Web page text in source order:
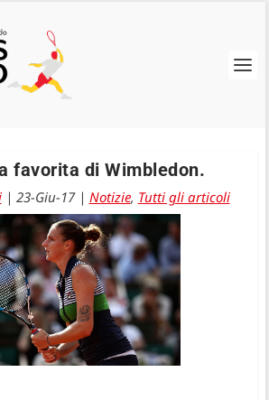
favorita di Wimbledon.
| 23-Giu-17| Notizie, Tutti gli articoli